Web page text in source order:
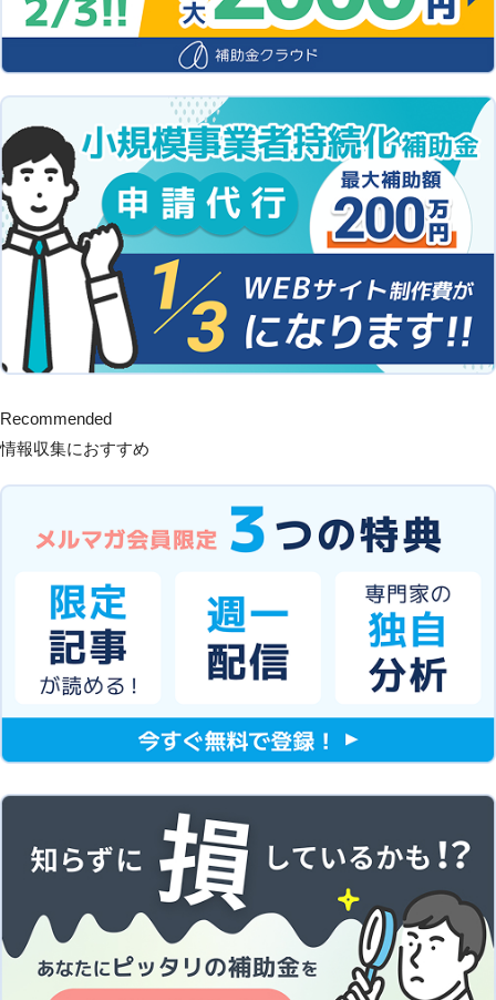
Recommended
情報収集におすすめ